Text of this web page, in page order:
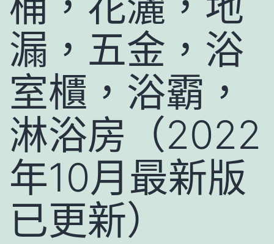
漏，五金，浴
室櫃，浴霸，
淋浴房（2022
年10月最新版
已更新）